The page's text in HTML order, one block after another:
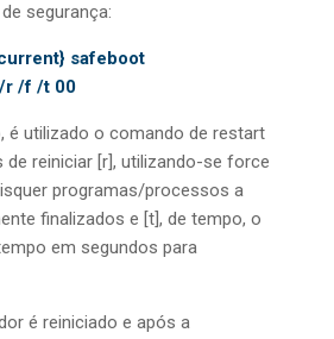
segurança:
safeboot
r /f /t 00
é utilizado o comando de restart
reiniciar [r], utilizando-se force
programas/processos a
finalizados e [t], de tempo, o
em segundos para
é reiniciado e após a